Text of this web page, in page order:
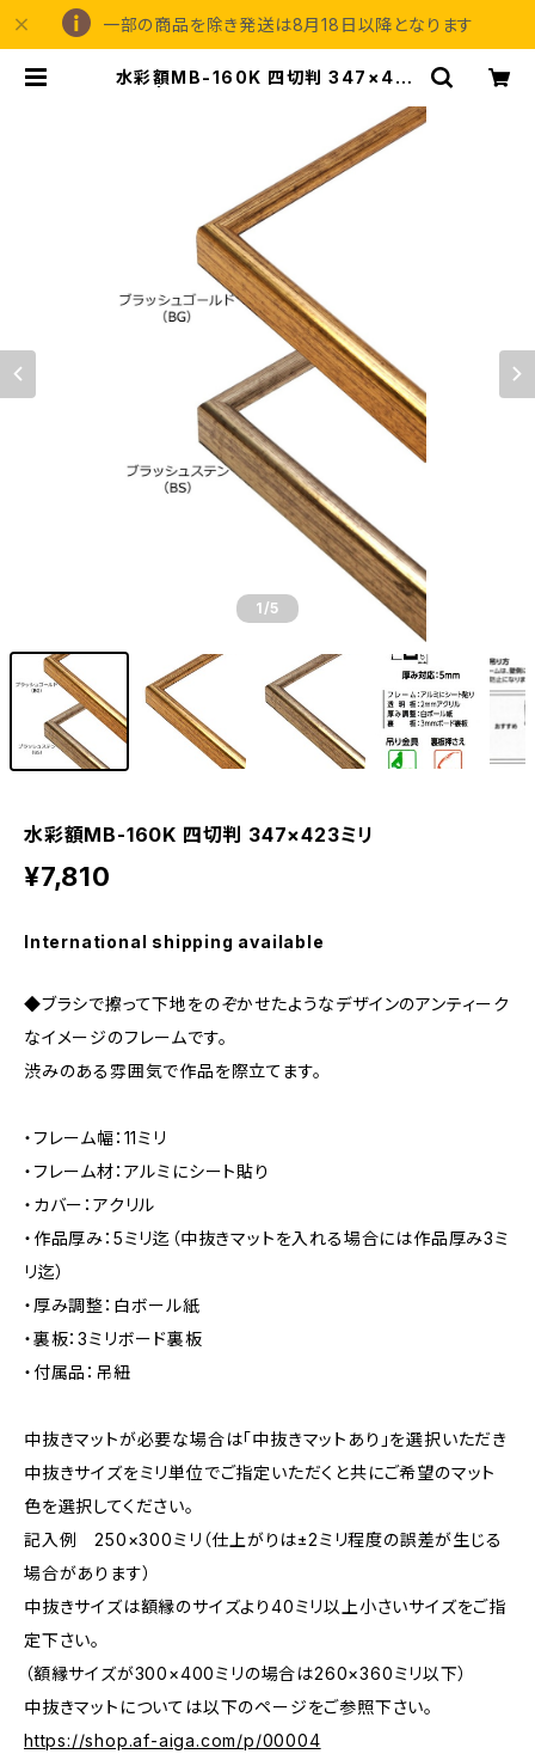
一部の商品を除き発送は8月18日以降となります
水彩額MB-160K 四切判 347×423
1 /5
水彩額MB-160K 四切判 347×423ミリ
¥7,810
International shipping available
◆ブラシで擦って下地をのぞかせたようなデザインのアンティーク
なイメージのフレームです。
渋みのある雰囲気で作品を際立てます。
・フレーム幅：11ミリ
・フレーム材：アルミにシート貼り
・カバー：アクリル
・作品厚み：5ミリ迄（中抜きマットを入れる場合には作品厚み3ミ
リ迄）
・厚み調整：白ボール紙
・裏板：3ミリボード裏板
・付属品：吊紐
中抜きマットが必要な場合は「中抜きマットあり」を選択いただき
中抜きサイズをミリ単位でご指定いただくと共にご希望のマット
色を選択してください。
記入例 250×300ミリ（仕上がりは±2ミリ程度の誤差が生じる
場合があります）
中抜きサイズは額縁のサイズより40ミリ以上小さいサイズをご指
定下さい。
（額縁サイズが300×400ミリの場合は260×360ミリ以下）
中抜きマットについては以下のページをご参照下さい。
https://shop.af-aiga.com/p/00004